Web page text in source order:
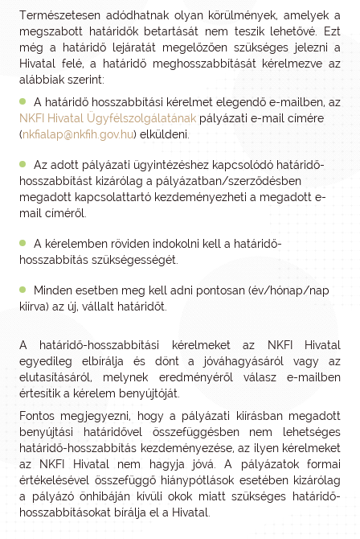
Természetesen adódhatnak olyan körülmények, amelyek a
megszabott határidők betartását nem teszik lehetővé. Ezt
még a határidő lejáratát megelőzően szükséges jelezni a
Hivatal felé, a határidő meghosszabbítását kérelmezve az
alábbiak szerint:
A határidő hosszabbítási kérelmet elegendő e-mailben, az
NKFI Hivatal Ügyfélszolgálatának pályázati e-mail címére
(nkfialap@nkfih.gov.hu) elküldeni.
Az adott pályázati ügyintézéshez kapcsolódó határidő-
hosszabbítást kizárólag a pályázatban/szerződésben
megadott kapcsolattartó kezdeményezheti a megadott e-
mail címéről.
A kérelemben röviden indokolni kell a határidő-
hosszabbítás szükségességét.
Minden esetben meg kell adni pontosan (év/hónap/nap
kiírva) az új, vállalt határidőt.
A határidő-hosszabbítási kérelmeket az NKFI Hivatal
egyedileg elbírálja és dönt a jóváhagyásáról vagy az
elutasításáról, melynek eredményéről válasz e-mailben
értesítik a kérelem benyújtóját.
Fontos megjegyezni, hogy a pályázati kiírásban megadott
benyújtási határidővel összefüggésben nem lehetséges
határidő-hosszabbítás kezdeményezése, az ilyen kérelmeket
az NKFI Hivatal nem hagyja jóvá. A pályázatok formai
értékelésével összefüggő hiánypótlások esetében kizárólag
a pályázó önhibáján kívüli okok miatt szükséges határidő-
hosszabbításokat bírálja el a Hivatal.